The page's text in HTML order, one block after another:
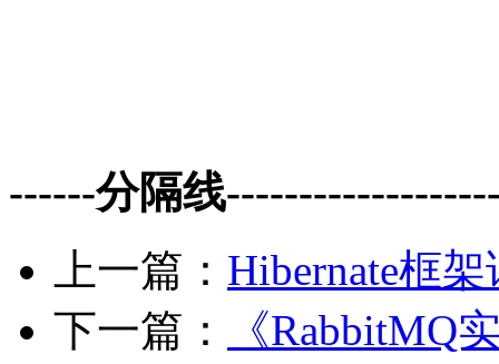
------分隔线
上一篇： Hibernate框
下一篇：
《RabbitMQ